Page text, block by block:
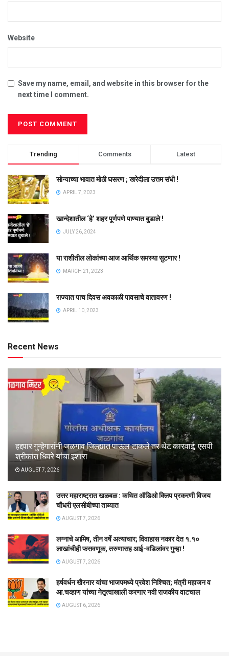
Website
Save my name, email, and website in this browser for the
next time I comment.
Trending Comments Latest
सोन्याच्या भावात मोठी घसरण ; खरेदीला उत्तम संधी !
APRIL 7, 2023
खान्देशातील ‘हे’ शहर पूर्णपणे पाण्यात बुडाले !
JULY 26, 2024
या राशीतील लोकांच्या आज आर्थिक समस्या सुटणार !
MARCH 21, 2023
राज्यात पाच दिवस अवकाळी पावसाचे वातावरण !
APRIL 10, 2023
Recent News
हद्दपार गुन्हेगारांनी जळगाव जिल्ह्यात पाऊल टाकले तर थेट कारवाई; एसपी
श्रीकांत धिवरे यांचा इशारा
AUGUST 7, 2026
उत्तर महाराष्ट्रात खळबळ : कथित ऑडिओ क्लिप प्रकरणी विजय
चौधरी एलसीबीच्या ताब्यात
AUGUST 7, 2026
लग्नाचे आमिष, तीन वर्षे अत्याचार; विवाहास नकार देत १.१०
लाखांचीही फसवणूक, तरुणासह आई-वडिलांवर गुन्हा !
AUGUST 7, 2026
हर्षवर्धन खैरनार यांचा भाजपमध्ये प्रवेश निश्चित; मंत्री महाजन व
आ.चव्हाण यांच्या नेतृत्वाखाली करणार नवी राजकीय वाटचाल
AUGUST 6, 2026